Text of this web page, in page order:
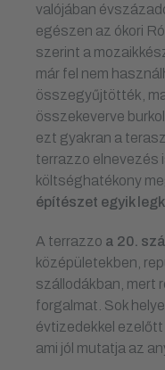
valójában
egészen az ókori
szerint a
már fel nem
összegyűjtötték,
összekeverve
ezt gyakran a
terrazzo elnevezés
költséghatékony
építészet egyik
A terrazzo a 20.
középületekben,
szállodákban, mert
forgalmat. Sok
évtizedekkel
ami jól mutatja az